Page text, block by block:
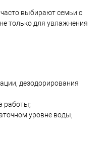
выбирают семьи с
только для увлажнения
дезодорирования
работы;
уровне воды;